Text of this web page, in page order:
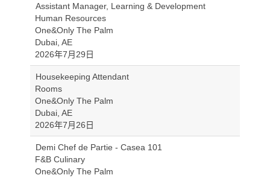
Assistant Manager, Learning & Development
Human Resources
One&Only The Palm
Dubai, AE
2026年7月29日
Housekeeping Attendant
Rooms
One&Only The Palm
Dubai, AE
2026年7月26日
Demi Chef de Partie - Casea 101
F&B Culinary
One&Only The Palm